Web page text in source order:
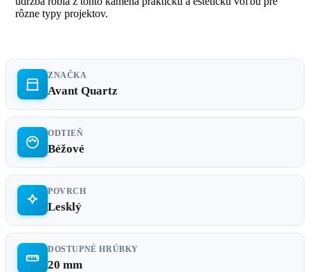
rôzne typy projektov.
ZNAČKA
Avant Quartz
ODTIEŇ
Béžové
POVRCH
Lesklý
DOSTUPNÉ HRÚBKY
20 mm